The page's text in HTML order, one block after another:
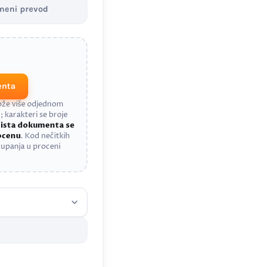
prevod
više odjednom
karakteri se broje
ista dokumenta se
. Kod nečitkih
u proceni